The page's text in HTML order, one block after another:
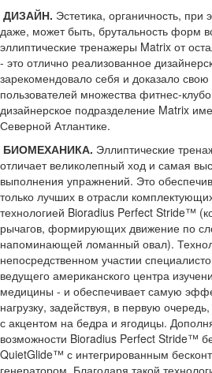
ДИЗАЙН. Эстетика, органичность, при
даже, может быть, брутальность форм
эллиптические тренажеры Matrix от
- это отлично реализованное
зарекомендовало себя и доказало
пользователей множества фитнес-
дизайнерское подразделение Matrix
Северной Атлантике.
БИОМЕХАНИКА. Эллиптические
отличает великолепный ход и самая
выполнения упражнений. Это
только лучших в отрасли
технологией Bioradius Perfect Stride™
рычагов, формирующих движение по
напоминающей ломанный овал).
непосредственном участии
ведущего американского центра
медицины - и обеспечивает самую
нагрузку, задействуя, в первую
с акцентом на бедра и ягодицы.
возможности Bioradius Perfect Stride™
QuietGlide™ с интегрированным
генератором. Благодаря такой